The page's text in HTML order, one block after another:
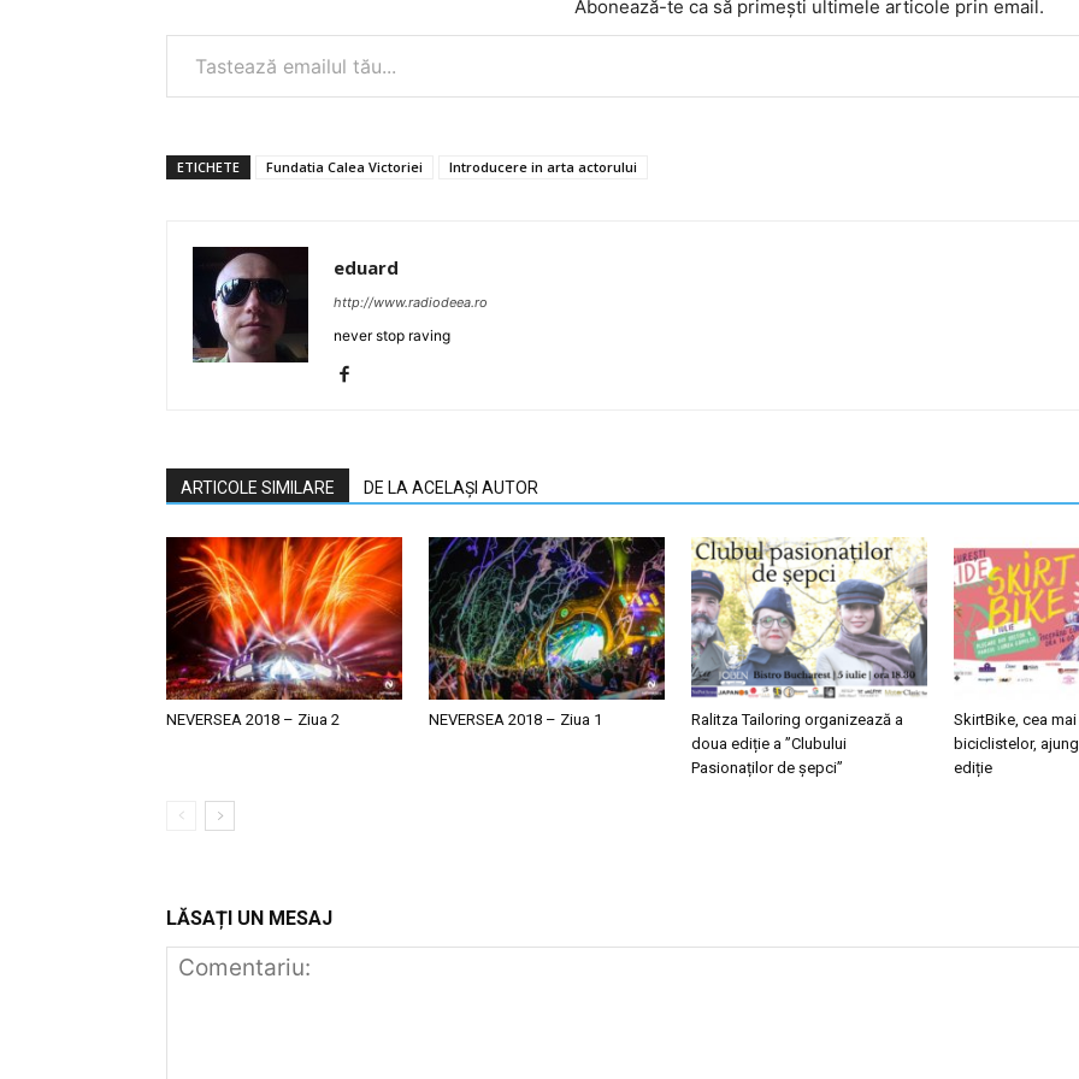
Abonează-te ca să primești ultimele articole prin email.
Tastează emailul tău...
ETICHETE Fundatia Calea Victoriei Introducere in arta actorului
eduard
http://www.radiodeea.ro
never stop raving
ARTICOLE SIMILARE DE LA ACELAȘI AUTOR
NEVERSEA 2018 – Ziua 2 NEVERSEA 2018 – Ziua 1
Ralitza Tailoring organizează a
doua ediție a ”Clubului
Pasionaților de șepci”
SkirtBike, cea
biciclistelor,
ediție
LĂSAȚI UN MESAJ